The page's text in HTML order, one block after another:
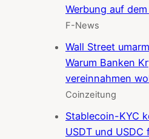
Werbung auf
F-News
Wall Street
Warum Banken
vereinnahmen
Coinzeitung
Stablecoin-KYC
USDT und USDC